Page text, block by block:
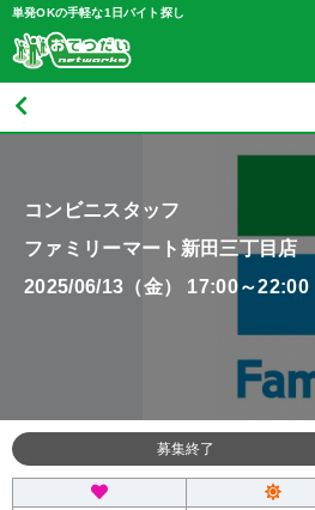
単発OKの手軽な1日バイト探し
コンビニスタッフ
ファミリーマート新田三丁目店
2025/06/13（金） 17:00～22:00
募集終了